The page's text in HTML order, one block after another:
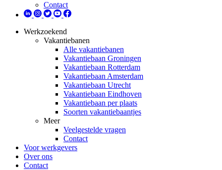
Contact
Werkzoekend
Vakantiebanen
Alle vakantiebanen
Vakantiebaan Groningen
Vakantiebaan Rotterdam
Vakantiebaan Amsterdam
Vakantiebaan Utrecht
Vakantiebaan Eindhoven
Vakantiebaan per plaats
Soorten vakantiebaantjes
Meer
Veelgestelde vragen
Contact
Voor werkgevers
Over ons
Contact